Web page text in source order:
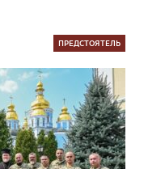
ПРЕДСТОЯТЕЛЬ